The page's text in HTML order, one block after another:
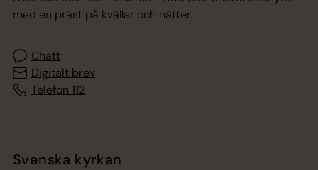
med en präst på kvällar och nätter.
Chatt
Digitalt brev
Telefon 112
Svenska kyrkan